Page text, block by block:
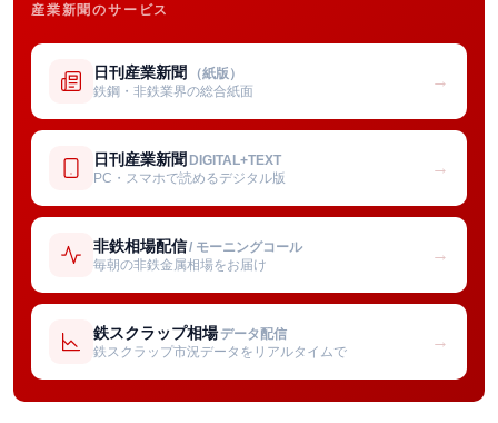
産業新聞のサービス
日刊産業新聞 （紙版）
鉄鋼・非鉄業界の総合紙面
→
日刊産業新聞 DIGITAL+TEXT
PC・スマホで読めるデジタル版
→
非鉄相場配信/ モーニングコール
毎朝の非鉄金属相場をお届け
→
鉄スクラップ相場 データ配信
鉄スクラップ市況データをリアルタイムで
→